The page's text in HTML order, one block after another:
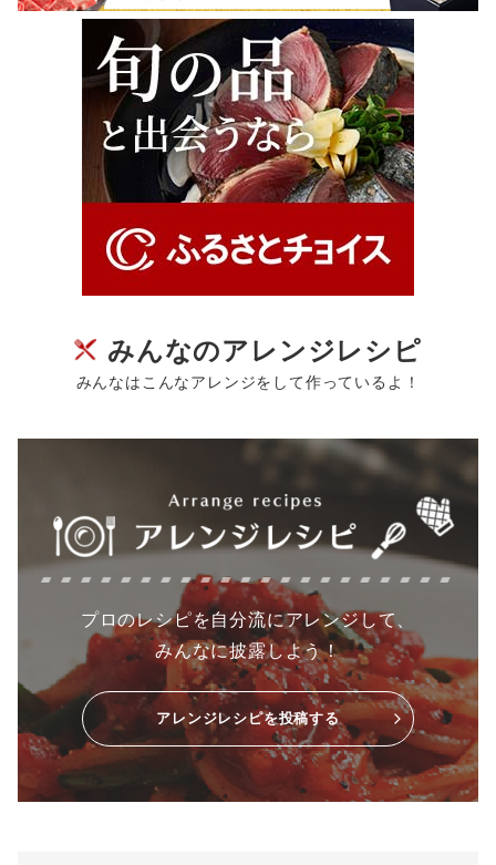
みんなのアレンジレシピ
みんなはこんなアレンジをして作っているよ！
プロのレシピを自分流にアレンジして、
みんなに披露しよう！
アレンジレシピを投稿する